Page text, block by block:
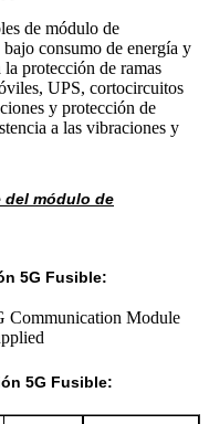
de módulo de
consumo de energía y
protección de ramas
UPS, cortocircuitos
y protección de
a las vibraciones y
módulo de
5G Fusible:
5G Fusible: